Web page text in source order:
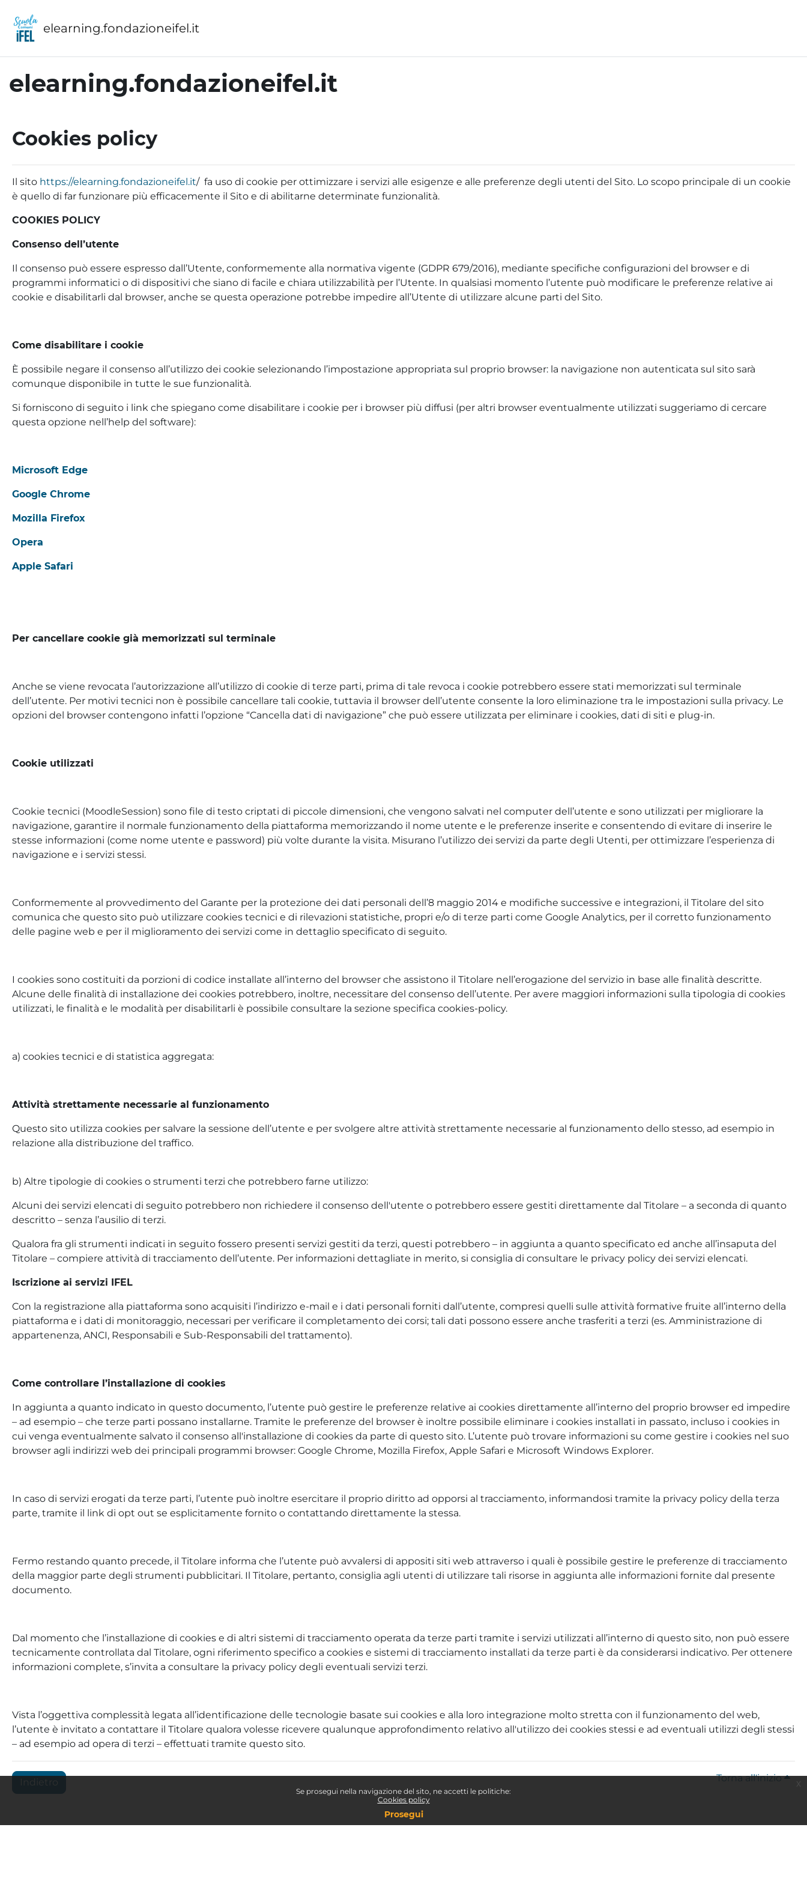
Se prosegui nella navigazione del sito, ne accetti le politiche:
Cookies policy
Prosegui
elearning.fondazioneifel.it
elearning.fondazioneifel.it
Cookies policy
Il sito https://elearning.fondazioneifel.it/ fa uso di cookie per ottimizzare i servizi alle esigenze e alle preferenze degli utenti del Sito. Lo scopo principale di un cookie
è quello di far funzionare più efficacemente il Sito e di abilitarne determinate funzionalità.
COOKIES POLICY
Consenso dell’utente
Il consenso può essere espresso dall’Utente, conformemente alla normativa vigente (GDPR 679/2016), mediante specifiche configurazioni del browser e di
programmi informatici o di dispositivi che siano di facile e chiara utilizzabilità per l’Utente. In qualsiasi momento l’utente può modificare le preferenze relative ai
cookie e disabilitarli dal browser, anche se questa operazione potrebbe impedire all’Utente di utilizzare alcune parti del Sito.
Come disabilitare i cookie
È possibile negare il consenso all’utilizzo dei cookie selezionando l’impostazione appropriata sul proprio browser: la navigazione non autenticata sul sito sarà
comunque disponibile in tutte le sue funzionalità.
Si forniscono di seguito i link che spiegano come disabilitare i cookie per i browser più diffusi (per altri browser eventualmente utilizzati suggeriamo di cercare
questa opzione nell’help del software):
Microsoft Edge
Google Chrome
Mozilla Firefox
Opera
Apple Safari
Per cancellare cookie già memorizzati sul terminale
Anche se viene revocata l’autorizzazione all’utilizzo di cookie di terze parti, prima di tale revoca i cookie potrebbero essere stati memorizzati sul terminale
dell’utente. Per motivi tecnici non è possibile cancellare tali cookie, tuttavia il browser dell’utente consente la loro eliminazione tra le impostazioni sulla privacy. Le
opzioni del browser contengono infatti l’opzione “Cancella dati di navigazione” che può essere utilizzata per eliminare i cookies, dati di siti e plug-in.
Cookie utilizzati
Cookie tecnici (MoodleSession) sono file di testo criptati di piccole dimensioni, che vengono salvati nel computer dell’utente e sono utilizzati per migliorare la
navigazione, garantire il normale funzionamento della piattaforma memorizzando il nome utente e le preferenze inserite e consentendo di evitare di inserire le
stesse informazioni (come nome utente e password) più volte durante la visita. Misurano l’utilizzo dei servizi da parte degli Utenti, per ottimizzare l’esperienza di
navigazione e i servizi stessi.
Conformemente al provvedimento del Garante per la protezione dei dati personali dell’8 maggio 2014 e modifiche successive e integrazioni, il Titolare del sito
comunica che questo sito può utilizzare cookies tecnici e di rilevazioni statistiche, propri e/o di terze parti come Google Analytics, per il corretto funzionamento
delle pagine web e per il miglioramento dei servizi come in dettaglio specificato di seguito.
I cookies sono costituiti da porzioni di codice installate all’interno del browser che assistono il Titolare nell’erogazione del servizio in base alle finalità descritte.
Alcune delle finalità di installazione dei cookies potrebbero, inoltre, necessitare del consenso dell’utente. Per avere maggiori informazioni sulla tipologia di cookies
utilizzati, le finalità e le modalità per disabilitarli è possibile consultare la sezione specifica cookies-policy.
a) cookies tecnici e di statistica aggregata:
Attività strettamente necessarie al funzionamento
Questo sito utilizza cookies per salvare la sessione dell’utente e per svolgere altre attività strettamente necessarie al funzionamento dello stesso, ad esempio in
relazione alla distribuzione del traffico.
b) Altre tipologie di cookies o strumenti terzi che potrebbero farne utilizzo:
Alcuni dei servizi elencati di seguito potrebbero non richiedere il consenso dell'utente o potrebbero essere gestiti direttamente dal Titolare – a seconda di quanto
descritto – senza l’ausilio di terzi.
Qualora fra gli strumenti indicati in seguito fossero presenti servizi gestiti da terzi, questi potrebbero – in aggiunta a quanto specificato ed anche all’insaputa del
Titolare – compiere attività di tracciamento dell’utente. Per informazioni dettagliate in merito, si consiglia di consultare le privacy policy dei servizi elencati.
Iscrizione ai servizi IFEL
Con la registrazione alla piattaforma sono acquisiti l’indirizzo e-mail e i dati personali forniti dall’utente, compresi quelli sulle attività formative fruite all’interno della
piattaforma e i dati di monitoraggio, necessari per verificare il completamento dei corsi; tali dati possono essere anche trasferiti a terzi (es. Amministrazione di
appartenenza, ANCI, Responsabili e Sub-Responsabili del trattamento).
Come controllare l’installazione di cookies
In aggiunta a quanto indicato in questo documento, l’utente può gestire le preferenze relative ai cookies direttamente all’interno del proprio browser ed impedire
– ad esempio – che terze parti possano installarne. Tramite le preferenze del browser è inoltre possibile eliminare i cookies installati in passato, incluso i cookies in
cui venga eventualmente salvato il consenso all'installazione di cookies da parte di questo sito. L’utente può trovare informazioni su come gestire i cookies nel suo
browser agli indirizzi web dei principali programmi browser: Google Chrome, Mozilla Firefox, Apple Safari e Microsoft Windows Explorer.
In caso di servizi erogati da terze parti, l’utente può inoltre esercitare il proprio diritto ad opporsi al tracciamento, informandosi tramite la privacy policy della terza
parte, tramite il link di opt out se esplicitamente fornito o contattando direttamente la stessa.
Fermo restando quanto precede, il Titolare informa che l’utente può avvalersi di appositi siti web attraverso i quali è possibile gestire le preferenze di tracciamento
della maggior parte degli strumenti pubblicitari. Il Titolare, pertanto, consiglia agli utenti di utilizzare tali risorse in aggiunta alle informazioni fornite dal presente
documento.
Dal momento che l’installazione di cookies e di altri sistemi di tracciamento operata da terze parti tramite i servizi utilizzati all’interno di questo sito, non può essere
tecnicamente controllata dal Titolare, ogni riferimento specifico a cookies e sistemi di tracciamento installati da terze parti è da considerarsi indicativo. Per ottenere
informazioni complete, s’invita a consultare la privacy policy degli eventuali servizi terzi.
Vista l’oggettiva complessità legata all’identificazione delle tecnologie basate sui cookies e alla loro integrazione molto stretta con il funzionamento del web,
l’utente è invitato a contattare il Titolare qualora volesse ricevere qualunque approfondimento relativo all'utilizzo dei cookies stessi e ad eventuali utilizzi degli stessi
– ad esempio ad opera di terzi – effettuati tramite questo sito.
Indietro Torna all'inizio